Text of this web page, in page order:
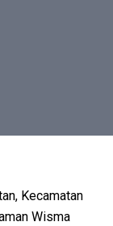
Kecamatan
Wisma